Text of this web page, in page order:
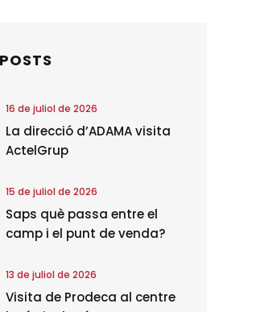
16 de juliol de 2026
La direcció d’ADAMA visita
ActelGrup
15 de juliol de 2026
Saps què passa entre el
camp i el punt de venda?
13 de juliol de 2026
Visita de Prodeca al centre